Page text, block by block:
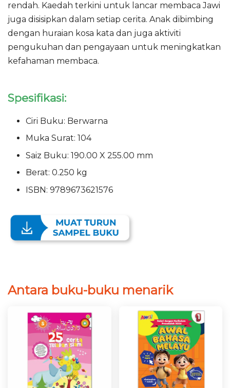
rendah. Kaedah terkini untuk lancar membaca Jawi
juga disisipkan dalam setiap cerita. Anak dibimbing
dengan huraian kosa kata dan juga aktiviti
pengukuhan dan pengayaan untuk meningkatkan
kefahaman membaca.
Spesifikasi:
Ciri Buku: Berwarna
Muka Surat: 104
Saiz Buku: 190.00 X 255.00 mm
Berat: 0.250 kg
ISBN: 9789673621576
Antara buku-buku menarik